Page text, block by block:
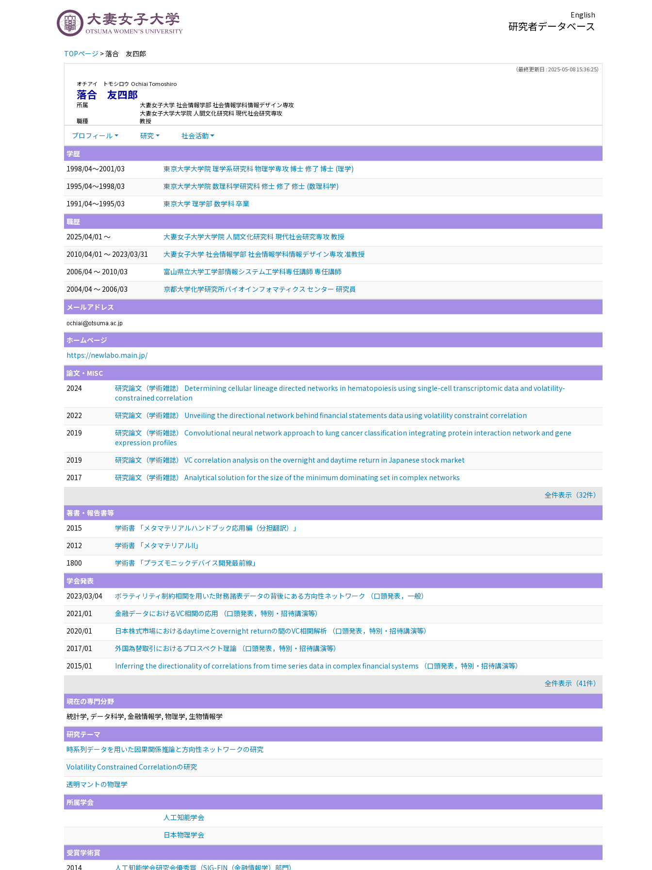
English
研究者データベース
TOPページ > 落合 友四郎
（最終更新日 : 2025-05-08 15:36:25）
オチアイ トモシロウ Ochiai Tomoshiro
落合 友四郎
所属
大妻女子大学 社会情報学部 社会情報学科情報デザイン専攻
大妻女子大学大学院 人間文化研究科 現代社会研究専攻
職種
教授
プロフィール 研究
社会活動
学歴
1998/04～2001/03
東京大学大学院 理学系研究科 物理学専攻 博士 修了 博士 (理学)
1995/04～1998/03
東京大学大学院 数理科学研究科 修士 修了 修士 (数理科学)
1991/04～1995/03
東京大学 理学部 数学科 卒業
職歴
2025/04/01 ～
大妻女子大学大学院 人間文化研究科 現代社会研究専攻 教授
2010/04/01 ～ 2023/03/31
大妻女子大学 社会情報学部 社会情報学科情報デザイン専攻 准教授
2006/04 ～ 2010/03
富山県立大学工学部情報システム工学科専任講師 専任講師
2004/04 ～ 2006/03
京都大学化学研究所バイオインフォマティクス センター 研究員
メールアドレス
ホームページ
https://newlabo.main.jp/
論文・MISC
2024
研究論文（学術雑誌） Determining cellular lineage directed networks in hematopoiesis using single-cell transcriptomic data and volatility-
constrained correlation
2022
研究論文（学術雑誌） Unveiling the directional network behind financial statements data using volatility constraint correlation
2019
研究論文（学術雑誌） Convolutional neural network approach to lung cancer classification integrating protein interaction network and gene
expression profiles
2019
研究論文（学術雑誌） VC correlation analysis on the overnight and daytime return in Japanese stock market
2017
研究論文（学術雑誌） Analytical solution for the size of the minimum dominating set in complex networks
全件表示（32件）
著書・報告書等
2015
学術書 「メタマテリアルハンドブック応用編（分担翻訳）」
2012
学術書 「メタマテリアルII」
1800
学術書 「プラズモニックデバイス開発最前線」
学会発表
2023/03/04
ボラティリティ制約相関を用いた財務諸表データの背後にある方向性ネットワーク
（口頭発表，一般）
2021/01
金融データにおけるVC相関の応用
（口頭発表，特別・招待講演等）
2020/01
日本株式市場におけるdaytimeとovernight returnの間のVC相関解析
（口頭発表，特別・招待講演等）
2017/01
外国為替取引におけるプロスペクト理論
（口頭発表，特別・招待講演等）
2015/01
Inferring the directionality of correlations from time series data in complex financial systems
（口頭発表，特別・招待講演等）
全件表示（41件）
現在の専門分野
統計学, データ科学, 金融情報学, 物理学, 生物情報学
研究テーマ
時系列データを用いた因果関係推論と方向性ネットワークの研究
Volatility Constrained Correlationの研究
透明マントの物理学
所属学会
人工知能学会
日本物理学会
受賞学術賞
2014
人工知能学会研究会優秀賞（SIG-FIN（金融情報学）部門）